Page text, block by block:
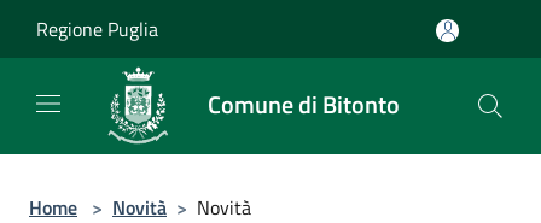
Regione Puglia
Comune di Bitonto
Home > Novità > Novità